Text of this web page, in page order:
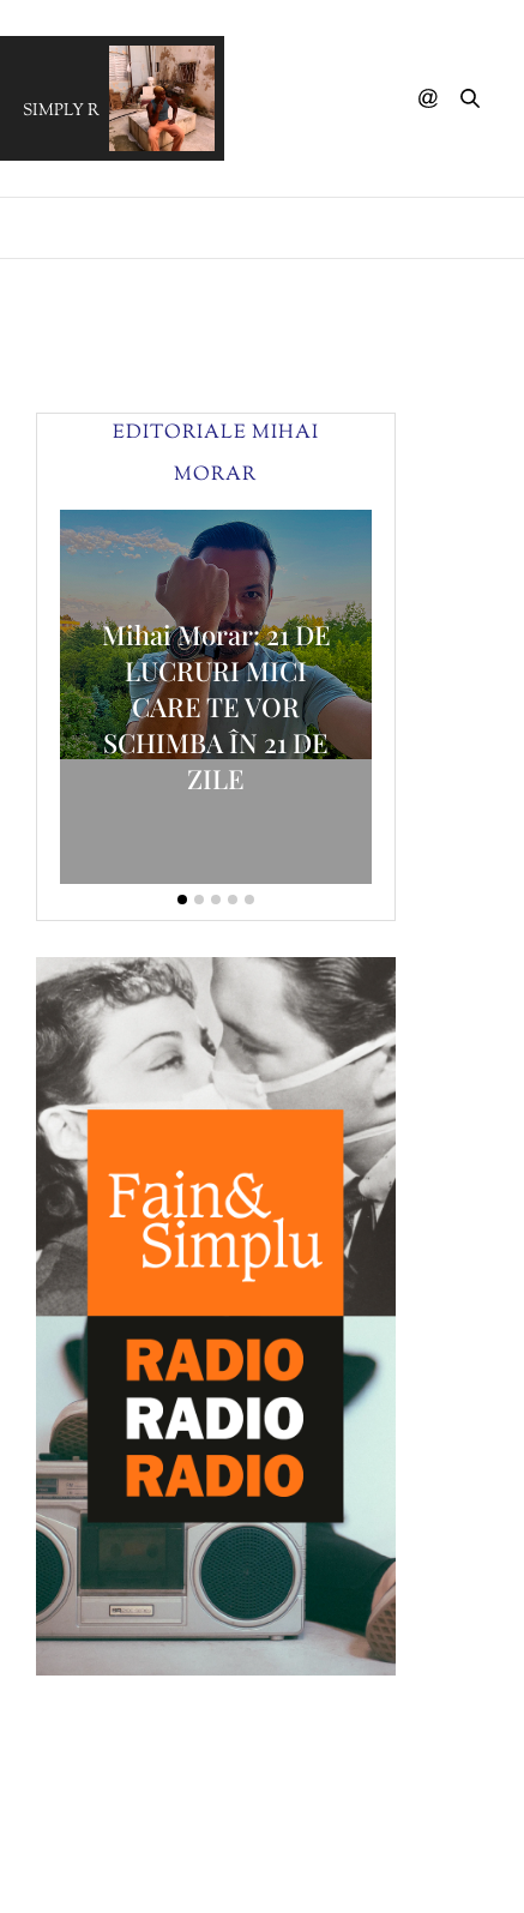
SIMPLY RED - Something Got Me Started (V'S ReWork)
EDITORIALE MIHAI
MORAR
Mihai Morar: 21 DE
LUCRURI MICI
CARE TE VOR
SCHIMBA ÎN 21 DE
ZILE